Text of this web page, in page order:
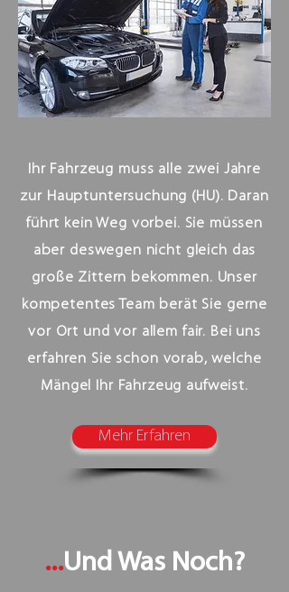
Ihr Fahrzeug muss alle zwei Jahre
zur Hauptuntersuchung (HU). Daran
führt kein Weg vorbei. Sie müssen
aber deswegen nicht gleich das
große Zittern bekommen. Unser
kompetentes Team berät Sie gerne
vor Ort und vor allem fair. Bei uns
erfahren Sie schon vorab, welche
Mängel Ihr Fahrzeug aufweist.
Mehr Erfahren
...Und Was Noch?